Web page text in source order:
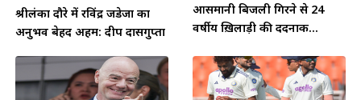
श्रीलंका दौरे में रविंद्र जडेजा का
अनुभव बेहद अहम: दीप दासगुप्ता
आसमानी बिजली गिरने से 24
वर्षीय ख़िलाड़ी की दर्दनाक...